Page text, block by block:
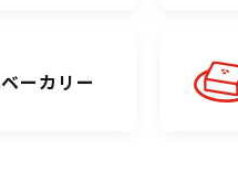
ベーカリー